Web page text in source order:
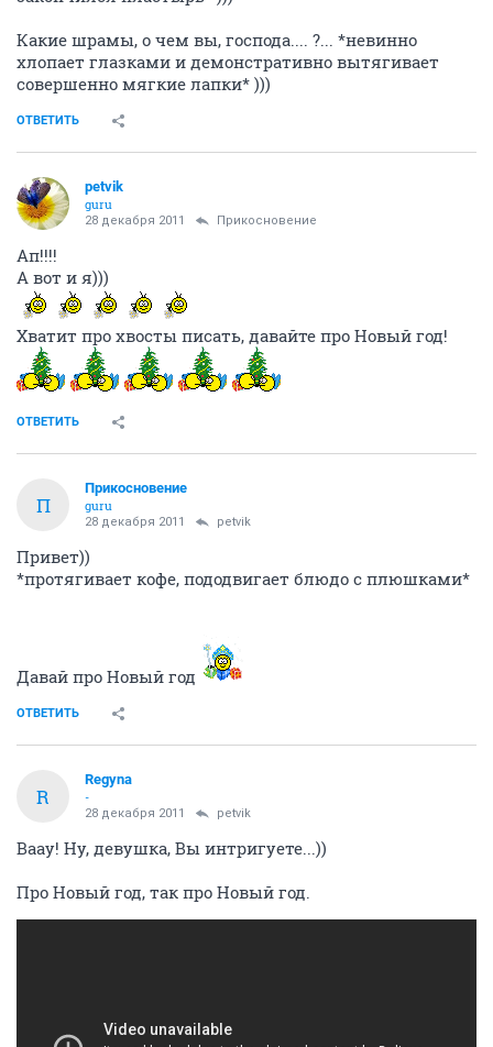
Какие шрамы, о чем вы, господа.... ?... *невинно
хлопает глазками и демонстративно вытягивает
совершенно мягкие лапки* )))
ОТВЕТИТЬ
petvik
guru
28 декабря 2011 Прикосновение
Ап!!!!
А вот и я)))
Хватит про хвосты писать, давайте про Новый год!
ОТВЕТИТЬ
П
Прикосновение
guru
28 декабря 2011 petvik
Привет))
*протягивает кофе, пододвигает блюдо с плюшками*
Давай про Новый год
ОТВЕТИТЬ
R
Regyna
-
28 декабря 2011 petvik
Ваау! Ну, девушка, Вы интригуете...))
Про Новый год, так про Новый год.